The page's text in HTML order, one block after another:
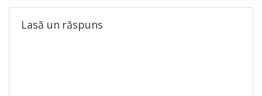
Lasă un răspuns